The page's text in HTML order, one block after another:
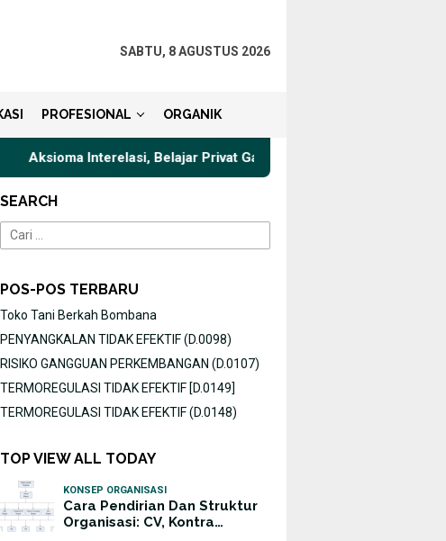
SABTU, 8 AGUSTUS 2026
PROFESIONAL ORGANIK
Aksioma Interelasi, Belajar Privat Gaya Komunikasi Terbaik untuk
SEARCH
Cari
untuk:
POS-POS TERBARU
Toko Tani Berkah Bombana
PENYANGKALAN TIDAK EFEKTIF (D.0098)
RISIKO GANGGUAN PERKEMBANGAN (D.0107)
TERMOREGULASI TIDAK EFEKTIF [D.0149]
TERMOREGULASI TIDAK EFEKTIF (D.0148)
TOP VIEW ALL TODAY
KONSEP ORGANISASI
Cara Pendirian Dan Struktur
Organisasi: CV, Kontra…